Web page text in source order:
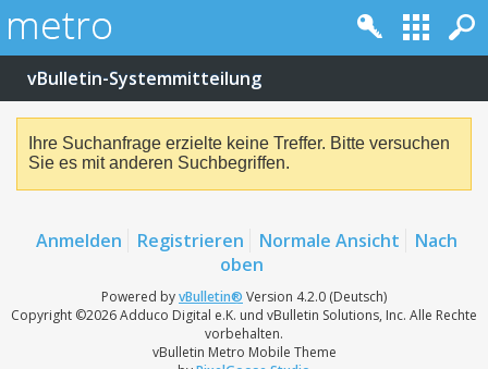
vBulletin-Systemmitteilung
Ihre Suchanfrage erzielte keine Treffer. Bitte versuchen
Sie es mit anderen Suchbegriffen.
Anmelden Registrieren Normale Ansicht
Nach
oben
Powered byvBulletin® Version 4.2.0 (Deutsch)
Copyright ©2026 Adduco Digital e.K. und vBulletin Solutions, Inc. Alle Rechte
vorbehalten.
vBulletin Metro Mobile Theme